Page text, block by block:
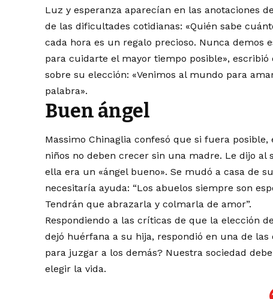
Luz y esperanza aparecían en las anotaciones
de las dificultades cotidianas: «Quién sabe
cada hora es un regalo precioso. Nunca demos
para cuidarte el mayor tiempo posible»,
sobre su elección: «Venimos al mundo para
palabra».
Buen ángel
Massimo Chinaglia confesó que si fuera
niños no deben crecer sin una madre. Le dijo
ella era un «ángel bueno». Se mudó a casa de
necesitaría ayuda: “Los abuelos siempre son
Tendrán que abrazarla y colmarla de amor”.
Respondiendo a las críticas de que la elección
dejó huérfana a su hija, respondió en una de
para juzgar a los demás? Nuestra sociedad
elegir la vida.